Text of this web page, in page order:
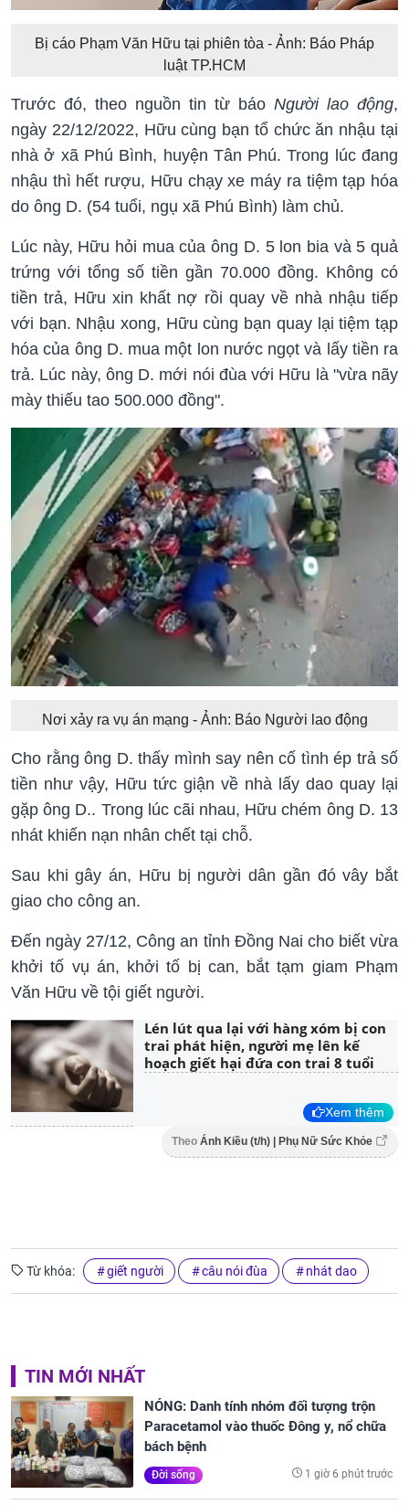
Bị cáo Phạm Văn Hữu tại phiên tòa - Ảnh: Báo Pháp
luật TP.HCM
Trước đó, theo nguồn tin từ báo Người lao động,
ngày 22/12/2022, Hữu cùng bạn tổ chức ăn nhậu tại
nhà ở xã Phú Bình, huyện Tân Phú. Trong lúc đang
nhậu thì hết rượu, Hữu chạy xe máy ra tiệm tạp hóa
do ông D. (54 tuổi, ngụ xã Phú Bình) làm chủ.
Lúc này, Hữu hỏi mua của ông D. 5 lon bia và 5 quả
trứng với tổng số tiền gần 70.000 đồng. Không có
tiền trả, Hữu xin khất nợ rồi quay về nhà nhậu tiếp
với bạn. Nhậu xong, Hữu cùng bạn quay lại tiệm tạp
hóa của ông D. mua một lon nước ngọt và lấy tiền ra
trả. Lúc này, ông D. mới nói đùa với Hữu là "vừa nãy
mày thiếu tao 500.000 đồng".
Nơi xảy ra vụ án mạng - Ảnh: Báo Người lao động
Cho rằng ông D. thấy mình say nên cố tình ép trả số
tiền như vậy, Hữu tức giận về nhà lấy dao quay lại
gặp ông D.. Trong lúc cãi nhau, Hữu chém ông D. 13
nhát khiến nạn nhân chết tại chỗ.
Sau khi gây án, Hữu bị người dân gần đó vây bắt
giao cho công an.
Đến ngày 27/12, Công an tỉnh Đồng Nai cho biết vừa
khởi tố vụ án, khởi tố bị can, bắt tạm giam Phạm
Văn Hữu về tội giết người.
Lén lút qua lại với hàng xóm bị con
trai phát hiện, người mẹ lên kế
hoạch giết hại đứa con trai 8 tuổi
Xem thêm
Theo Ánh Kiều (t/h) | Phụ Nữ Sức Khỏe
Từ khóa: giết người câu nói đùa nhát dao
TIN MỚI NHẤT
NÓNG: Danh tính nhóm đối tượng trộn
Paracetamol vào thuốc Đông y, nổ chữa
bách bệnh
Đời sống 1 giờ 6 phút trước